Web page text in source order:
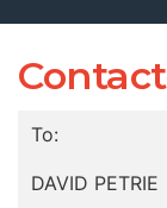
To:
DAVID PETRIE